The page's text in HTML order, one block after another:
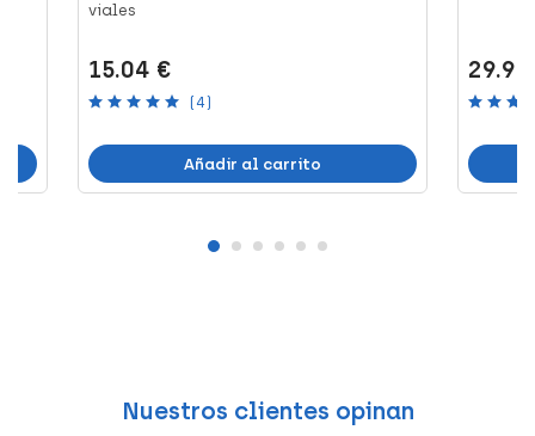
viales
15.04 €
(4)
Añadir al carrito
Nuestros clientes opinan